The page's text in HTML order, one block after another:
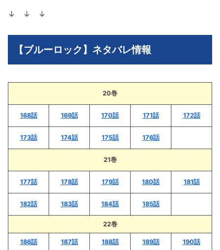
↓ ↓ ↓
【ブルーロック】ネタバレ情報
20巻
168話 169話 170話 171話 172話
173話 174話 175話 176話
21巻
177話 178話 179話 180話 181話
182話 183話 184話 185話
22巻
186話 187話 188話 189話 190話